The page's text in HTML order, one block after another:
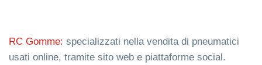
RC Gomme: specializzati nella vendita di pneumatici
usati online, tramite sito web e piattaforme social.